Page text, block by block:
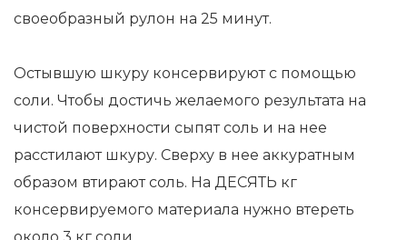
своеобразный рулон на 25 минут.
Остывшую шкуру консервируют с помощью
соли. Чтобы достичь желаемого результата на
чистой поверхности сыпят соль и на нее
расстилают шкуру. Сверху в нее аккуратным
образом втирают соль. На ДЕСЯТЬ кг
консервируемого материала нужно втереть